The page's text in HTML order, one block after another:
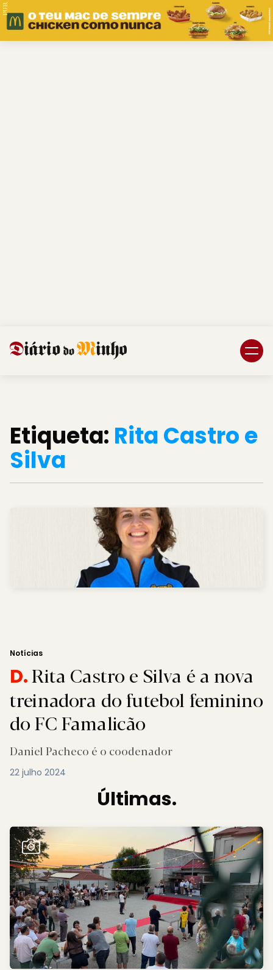
PUB.
Etiqueta: Rita Castro e
Silva
Notícias
D.Rita Castro e Silva é a nova
treinadora do futebol feminino
do FC Famalicão
Daniel Pacheco é o coodenador
22 julho 2024
Últimas.